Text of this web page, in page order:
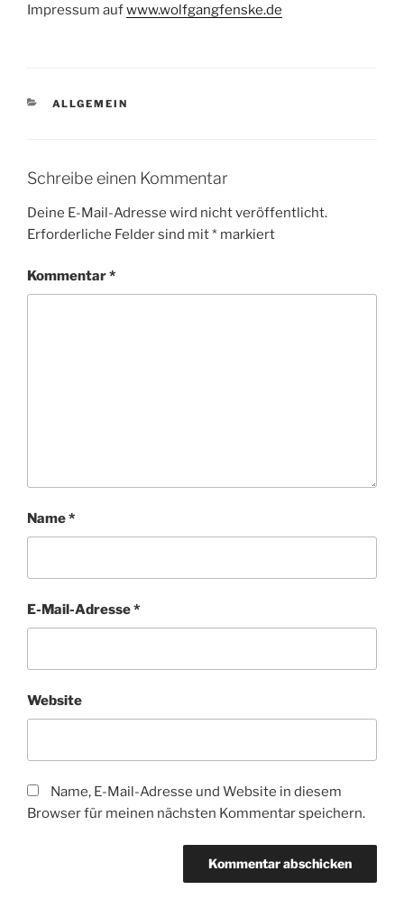
Impressum aufwww.wolfgangfenske.de
KATEGORIEN
ALLGEMEIN
Schreibe einen Kommentar
Deine E-Mail-Adresse wird nicht veröffentlicht.
Erforderliche Felder sind mit* markiert
Kommentar*
Name*
E-Mail-Adresse*
Website
Name, E-Mail-Adresse und Website in diesem
Browser für meinen nächsten Kommentar speichern.